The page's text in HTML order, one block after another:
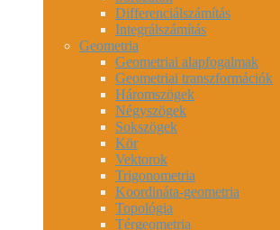
Differenciálszámítás
Integrálszámítás
Geometria
Geometriai alapfogalmak
Geometriai transzformációk
Háromszögek
Négyszögek
Sokszögek
Kör
Vektorok
Trigonometria
Koordináta-geometria
Topológia
Térgeometria